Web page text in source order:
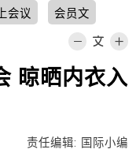
会议 会员文
晾晒内衣入
责任编辑: 国际小编